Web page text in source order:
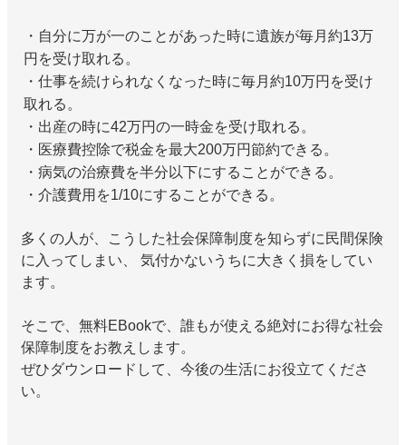
・自分に万が一のことがあった時に遺族が毎月約13万
円を受け取れる。
・仕事を続けられなくなった時に毎月約10万円を受け
取れる。
・出産の時に42万円の一時金を受け取れる。
・医療費控除で税金を最大200万円節約できる。
・病気の治療費を半分以下にすることができる。
・介護費用を1/10にすることができる。
多くの人が、こうした社会保障制度を知らずに民間保険
に入ってしまい、 気付かないうちに大きく損をしてい
ます。
そこで、無料EBookで、誰もが使える絶対にお得な社会
保障制度をお教えします。
ぜひダウンロードして、今後の生活にお役立てくださ
い。